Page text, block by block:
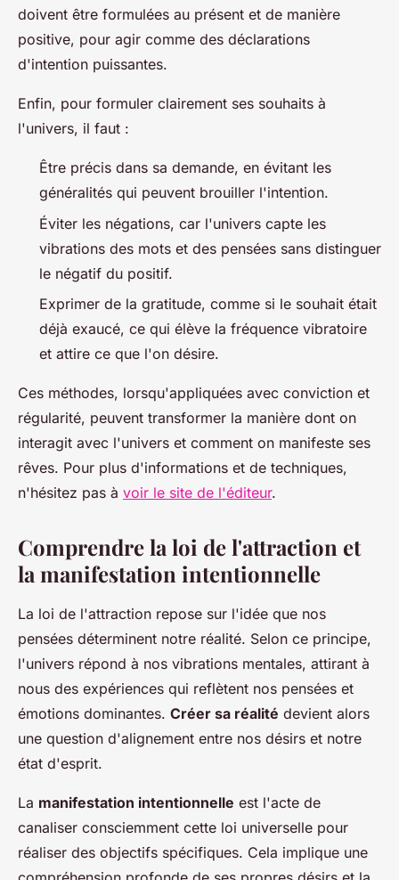
doivent être formulées au présent et de manière
positive, pour agir comme des déclarations
d'intention puissantes.
Enfin, pour formuler clairement ses souhaits à
l'univers, il faut :
Être précis dans sa demande, en évitant les
généralités qui peuvent brouiller l'intention.
Éviter les négations, car l'univers capte les
vibrations des mots et des pensées sans distinguer
le négatif du positif.
Exprimer de la gratitude, comme si le souhait était
déjà exaucé, ce qui élève la fréquence vibratoire
et attire ce que l'on désire.
Ces méthodes, lorsqu'appliquées avec conviction et
régularité, peuvent transformer la manière dont on
interagit avec l'univers et comment on manifeste ses
rêves. Pour plus d'informations et de techniques,
n'hésitez pas à voir le site de l'éditeur.
Comprendre la loi de l'attraction et
la manifestation intentionnelle
La loi de l'attraction repose sur l'idée que nos
pensées déterminent notre réalité. Selon ce principe,
l'univers répond à nos vibrations mentales, attirant à
nous des expériences qui reflètent nos pensées et
émotions dominantes. Créer sa réalité devient alors
une question d'alignement entre nos désirs et notre
état d'esprit.
La manifestation intentionnelle est l'acte de
canaliser consciemment cette loi universelle pour
réaliser des objectifs spécifiques. Cela implique une